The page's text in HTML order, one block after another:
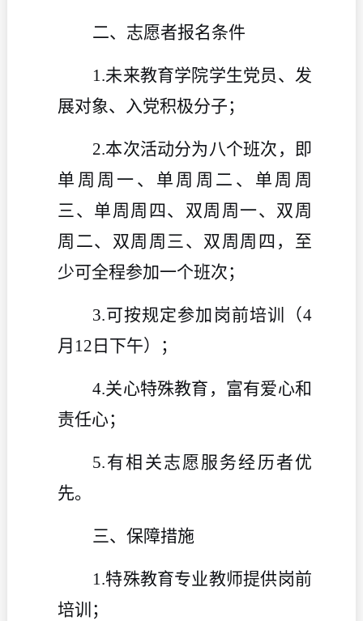
二、志愿者报名条件
1.未来教育学院学生党员、发
展对象、入党积极分子；
2.本次活动分为八个班次，即
单周周一、单周周二、单周周
三、单周周四、双周周一、双周
周二、双周周三、双周周四，至
少可全程参加一个班次；
3.可按规定参加岗前培训（4
月12日下午）；
4.关心特殊教育 ， 富有爱心和
责任心；
5.有相关志愿服务经历者优
先。
三、保障措施
1.特殊教育专业教师提供岗前
培训；